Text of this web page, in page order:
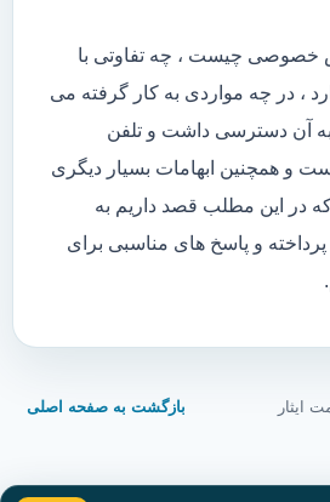
خصوصی چیست ، چه تفاوتی با
، در چه مواردی به کار گرفته می
آن دسترسی داشت و تلفن
و همچنین ابهامات بسیار دیگری
که در این مطلب قصد داریم به
و پاسخ های مناسبی برای
ایثار بازگشت به صفحه اصلی